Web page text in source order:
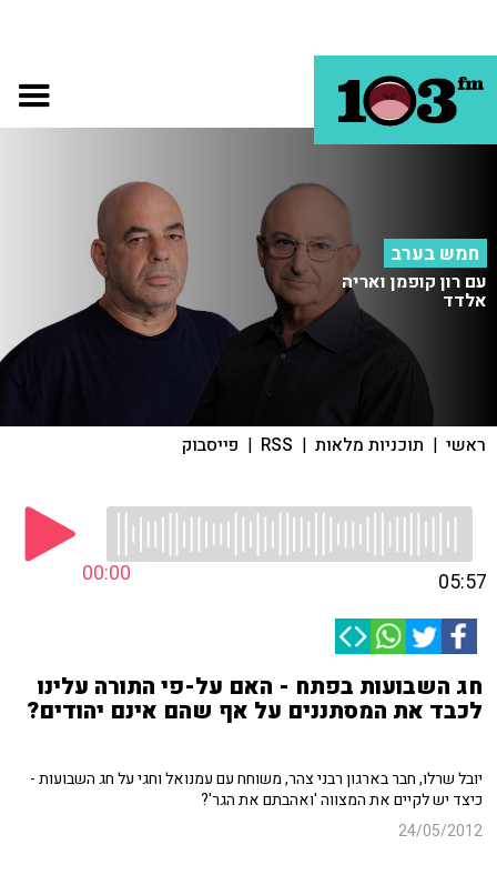
חמש בערב
עם רון קופמן ואריה
אלדד
ראשי | תוכניות מלאות |
RSS
| פייסבוק
00:00 05:57
חג השבועות בפתח - האם על-פי התורה עלינו
לכבד את המסתננים על אף שהם אינם יהודים?
יובל שרלו, חבר בארגון רבני צהר, משוחח עם עמנואל וחגי על חג השבועות -
כיצד יש לקיים את המצווה 'ואהבתם את הגר'?
24/05/2012